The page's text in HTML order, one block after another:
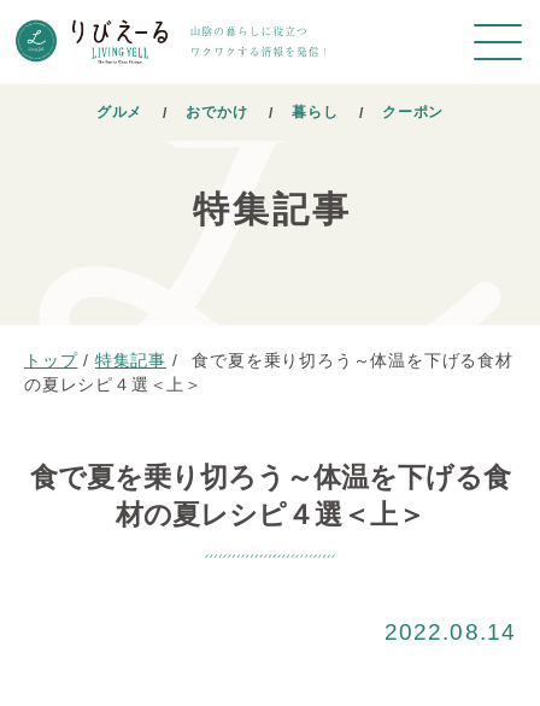
グルメ おでかけ 暮らし クーポン
特集記事
トップ / 特集記事 /
食で夏を乗り切ろう～体温を下げる食材
の夏レシピ４選＜上＞
食で夏を乗り切ろう～体温を下げる食
材の夏レシピ４選＜上＞
2022.08.14